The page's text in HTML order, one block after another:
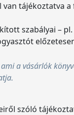
tájékoztatva
szabályai –
a vásárlók
szóló